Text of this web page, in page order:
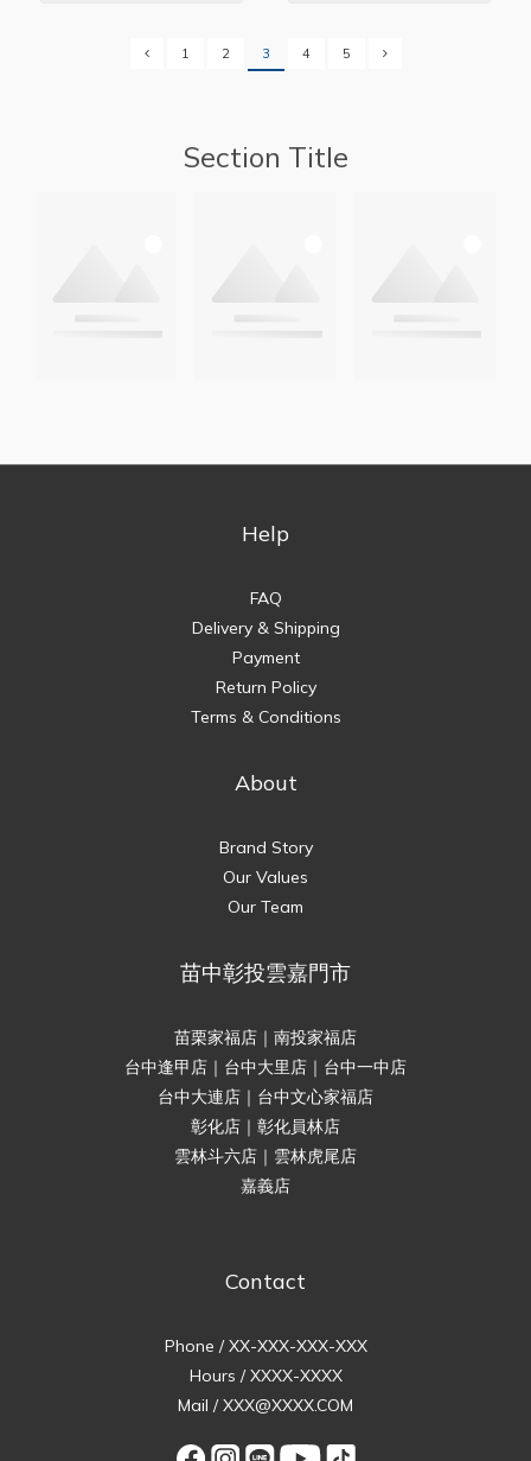
1 2 3 4 5
Section Title
Help
FAQ
Delivery & Shipping
Payment
Return Policy
Terms & Conditions
About
Brand Story
Our Values
Our Team
苗中彰投雲嘉門市
苗栗家福店｜南投家福店
台中逢甲店｜台中大里店｜台中一中店
台中大連店｜台中文心家福店
彰化店｜彰化員林店
雲林斗六店｜雲林虎尾店
嘉義店
Contact
Phone / XX-XXX-XXX-XXX
Hours / XXXX-XXXX
Mail / XXX@XXXX.COM